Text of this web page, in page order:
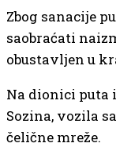
Zbog sanacije
saobraćati
obustavljen u
Na dionici puta
Sozina, vozila
čelične mreže.